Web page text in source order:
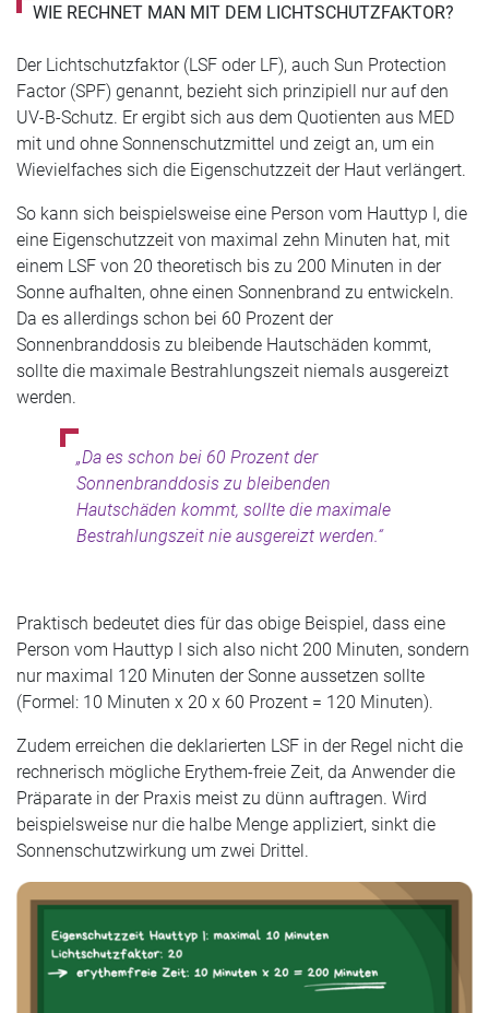
WIE RECHNET MAN MIT DEM LICHTSCHUTZFAKTOR?
Der Lichtschutzfaktor (LSF oder LF), auch Sun Protection
Factor (SPF) genannt, bezieht sich prinzipiell nur auf den
UV-B-Schutz. Er ergibt sich aus dem Quotienten aus MED
mit und ohne Sonnenschutzmittel und zeigt an, um ein
Wievielfaches sich die Eigenschutzzeit der Haut verlängert.
So kann sich beispielsweise eine Person vom Hauttyp I, die
eine Eigenschutzzeit von maximal zehn Minuten hat, mit
einem LSF von 20 theoretisch bis zu 200 Minuten in der
Sonne aufhalten, ohne einen Sonnenbrand zu entwickeln.
Da es allerdings schon bei 60 Prozent der
Sonnenbranddosis zu bleibende Hautschäden kommt,
sollte die maximale Bestrahlungszeit niemals ausgereizt
werden.
„Da es schon bei 60 Prozent der
Sonnenbranddosis zu bleibenden
Hautschäden kommt, sollte die maximale
Bestrahlungszeit nie ausgereizt werden.“
Praktisch bedeutet dies für das obige Beispiel, dass eine
Person vom Hauttyp I sich also nicht 200 Minuten, sondern
nur maximal 120 Minuten der Sonne aussetzen sollte
(Formel: 10 Minuten x 20 x 60 Prozent = 120 Minuten).
Zudem erreichen die deklarierten LSF in der Regel nicht die
rechnerisch mögliche Erythem-freie Zeit, da Anwender die
Präparate in der Praxis meist zu dünn auftragen. Wird
beispielsweise nur die halbe Menge appliziert, sinkt die
Sonnenschutzwirkung um zwei Drittel.